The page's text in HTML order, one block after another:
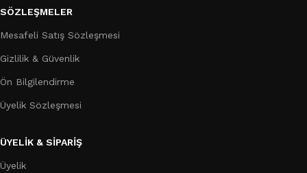
SÖZLEŞMELER
Mesafeli Satış Sözleşmesi
Gizlilik & Güvenlik
Ön Bilgilendirme
Üyelik Sözleşmesi
ÜYELİK & SİPARİŞ
Üyelik